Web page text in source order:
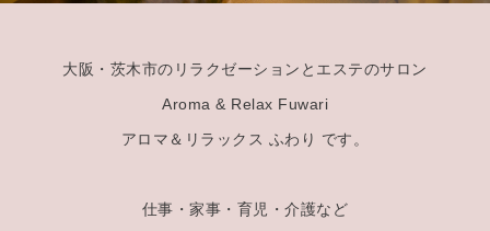
大阪・茨木市のリラクゼーションとエステのサロン
Aroma & Relax Fuwari
アロマ＆リラックス ふわり です。
仕事・家事・育児・介護など